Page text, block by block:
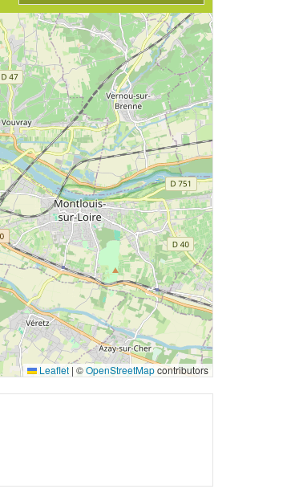
Leaflet | ©OpenStreetMapcontributors